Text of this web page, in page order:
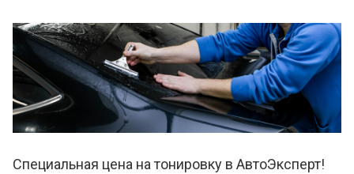
Специальная цена на тонировку в АвтоЭксперт!